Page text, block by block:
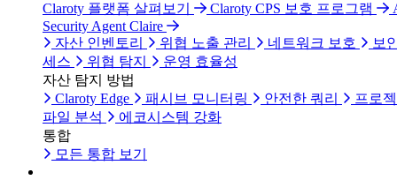
Claroty 플랫폼 살펴보기
Claroty CPS 보호 프로그램
Security Agent Claire
자산 인벤토리
위협 노출 관리 네트워크 보호
보
세스
위협 탐지
운영 효율성
자산 탐지 방법
Claroty Edge
패시브 모니터링 안전한 쿼리
프로
파일 분석
에코시스템 강화
통합
모든 통합 보기